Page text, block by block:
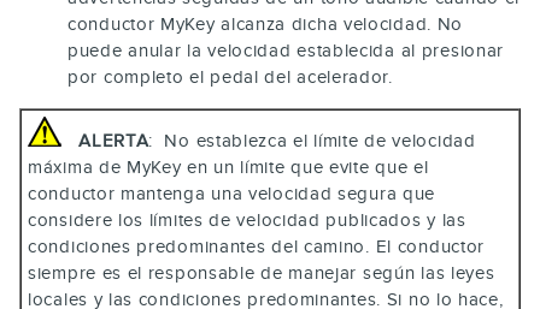
conductor MyKey alcanza dicha velocidad. No
puede anular la velocidad establecida al presionar
por completo el pedal del acelerador.
ALERTA: No establezca el límite de velocidad
máxima de MyKey en un límite que evite que el
conductor mantenga una velocidad segura que
considere los límites de velocidad publicados y las
condiciones predominantes del camino. El conductor
siempre es el responsable de manejar según las leyes
locales y las condiciones predominantes. Si no lo hace,